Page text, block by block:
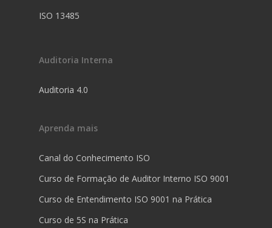
ISO 13485
Auditoria Interna
Auditoria 4.0
Aprenda mais
Canal do Conhecimento ISO
Curso de Formação de Auditor Interno ISO 9001
Curso de Entendimento ISO 9001 na Prática
Curso de 5S na Prática